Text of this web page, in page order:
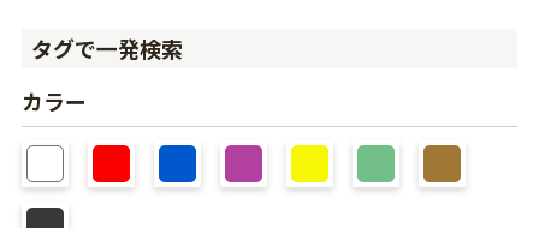
タグで一発検索
カラー